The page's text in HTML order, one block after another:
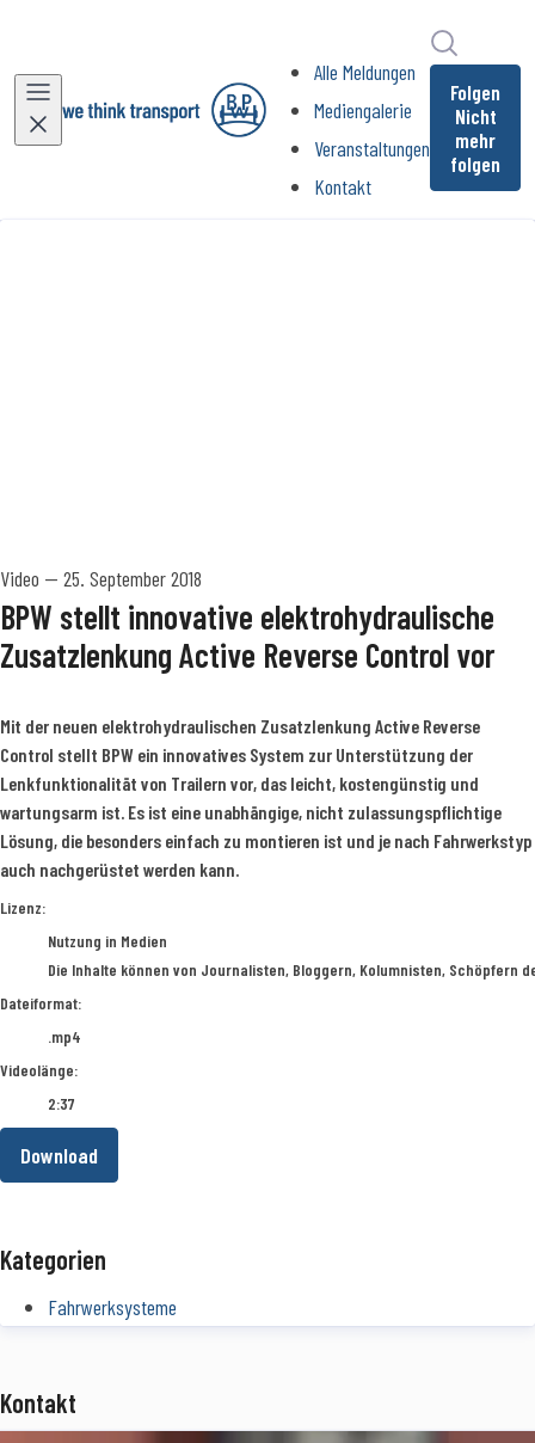
Alle Meldungen
Mediengalerie
Veranstaltungen
Kontakt
Folgen
Nicht
mehr
folgen
Video — 25. September 2018
BPW stellt innovative elektrohydraulische
Zusatzlenkung Active Reverse Control vor
Mit der neuen elektrohydraulischen Zusatzlenkung Active Reverse
Control stellt BPW ein innovatives System zur Unterstützung der
Lenkfunktionalität von Trailern vor, das leicht, kostengünstig und
wartungsarm ist. Es ist eine unabhängige, nicht zulassungspflichtige
Lösung, die besonders einfach zu montieren ist und je nach Fahrwerkstyp
auch nachgerüstet werden kann.
go to media item
Lizenz:
Nutzung in Medien
Die Inhalte können von Journalisten, Bloggern, Kolumnisten,
Dateiformat:
.mp4
Videolänge:
2:37
Download
Kategorien
Fahrwerksysteme
Kontakt